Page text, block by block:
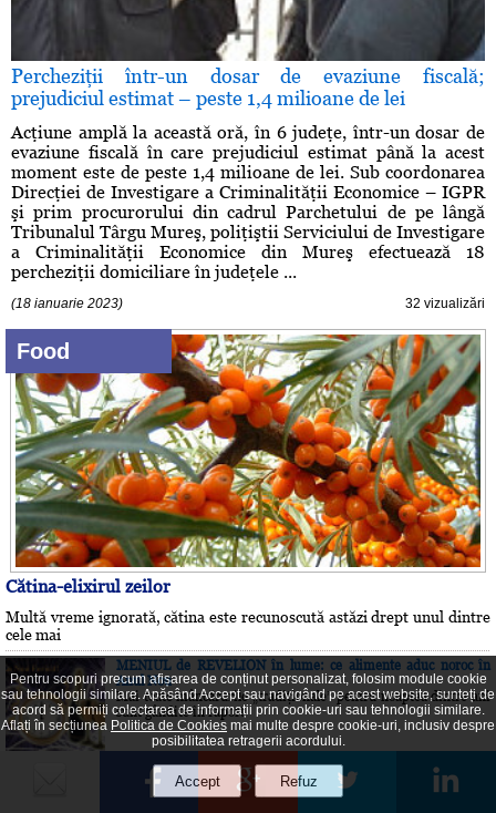
Percheziţii într-un dosar de evaziune fiscală;
prejudiciul estimat – peste 1,4 milioane de lei
Acţiune amplă la această oră, în 6 judeţe, într-un dosar de
evaziune fiscală în care prejudiciul estimat până la acest
moment este de peste 1,4 milioane de lei. Sub coordonarea
Direcţiei de Investigare a Criminalităţii Economice – IGPR
şi prim procurorului din cadrul Parchetului de pe lângă
Tribunalul Târgu Mureş, poliţiştii Serviciului de Investigare
a Criminalităţii Economice din Mureş efectuează 18
percheziţii domiciliare în judeţele ...
(18 ianuarie 2023) 32 vizualizări
Food
Cătina-elixirul zeilor
Multă vreme ignorată, cătina este recunoscută astăzi drept unul dintre
cele mai
MENIUL de REVELION în lume: ce alimente aduc noroc în
Anul Nou
Mai toate mâncărurile „tradiţionale” pentru noaptea dintre ani
sunt gândite în raport
Pentru scopuri precum afișarea de conținut personalizat, folosim module cookie
sau tehnologii similare. Apăsând Accept sau navigând pe acest website, sunteți de
acord să permiți colectarea de informații prin cookie-uri sau tehnologii similare.
Aflați în secțiunea Politica de Cookies mai multe despre cookie-uri, inclusiv despre
posibilitatea retragerii acordului.